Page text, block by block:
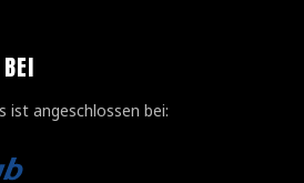
ist angeschlossen bei: